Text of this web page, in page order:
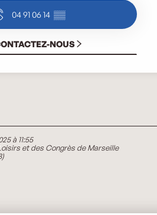
04 91 06 14 ▒▒
NOUS
à 11:55
et des Congrès de Marseille
)